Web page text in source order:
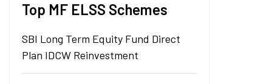
Top MF ELSS Schemes
SBI Long Term Equity Fund Direct
Plan IDCW Reinvestment